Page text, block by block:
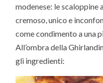
modenese: le scaloppine
cremoso, unico e
come condimento a una
All’ombra della
gli ingredienti: